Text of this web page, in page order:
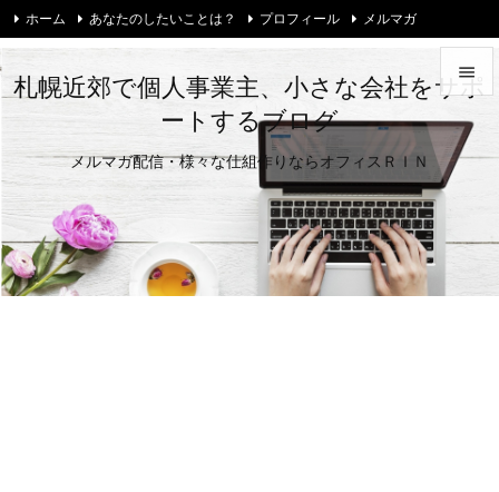
札幌近郊で個人事業主、小さな会社をサポ
ートするブログ
メルマガ配信・様々な仕組作りならオフィスＲＩＮ


メニュ


ホーム あなたのしたいことは？ プロフィール メルマガ